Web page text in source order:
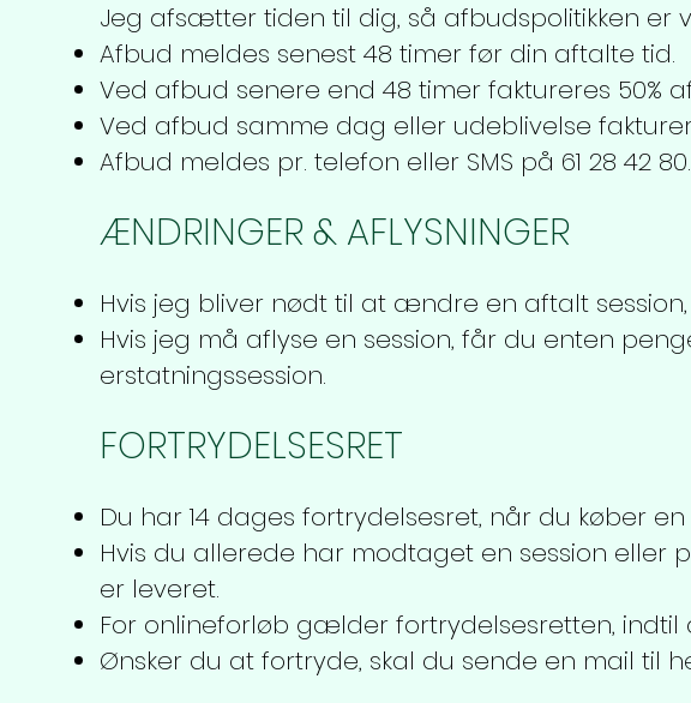
Jeg afsætter tiden til dig, så afbudspolitikken er
Afbud meldes senest 48 timer før din aftalte tid.
Ved afbud senere end 48 timer faktureres 50%
Ved afbud samme dag eller udeblivelse
Afbud meldes pr. telefon eller SMS på 61 28 42 80.
ÆNDRINGER & AFLYSNINGER
Hvis jeg bliver nødt til at ændre en aftalt
Hvis jeg må aflyse en session, får du enten
erstatningssession.
FORTRYDELSESRET
Du har 14 dages fortrydelsesret, når du køber
Hvis du allerede har modtaget en session
er leveret.
For onlineforløb gælder fortrydelsesretten,
Ønsker du at fortryde, skal du sende en mail til